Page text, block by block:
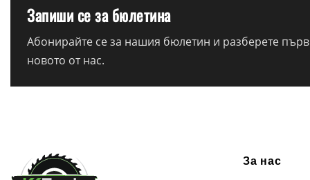
Запиши се за бюлетина
Абонирайте се за нашия бюлетин и разберете
новото от нас.
За нас